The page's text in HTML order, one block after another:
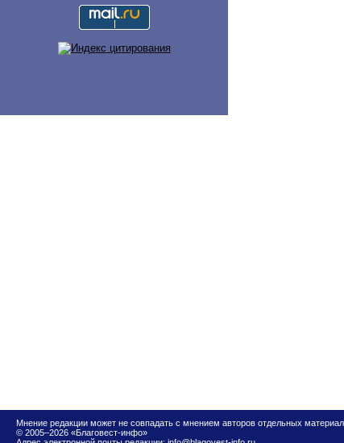
Мнение редакции может не совпадать с мнением авторов отдельных
© 2005–2026 «Благовест-инфо»